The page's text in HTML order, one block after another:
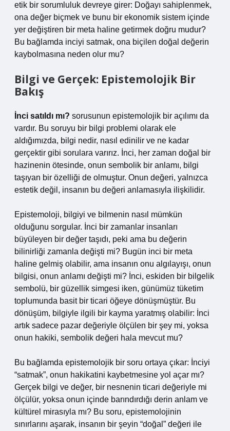
etik bir sorumluluk devreye girer: Doğayı sahiplenmek,
ona değer biçmek ve bunu bir ekonomik sistem içinde
yer değiştiren bir meta haline getirmek doğru mudur?
Bu bağlamda inciyi satmak, ona biçilen doğal değerin
kaybolmasına neden olur mu?
Bilgi ve Gerçek: Epistemolojik Bir
Bakış
İnci satıldı mı? sorusunun epistemolojik bir açılımı da
vardır. Bu soruyu bir bilgi problemi olarak ele
aldığımızda, bilgi nedir, nasıl edinilir ve ne kadar
gerçektir gibi sorulara varırız. İnci, her zaman doğal bir
hazinenin ötesinde, onun sembolik bir anlamı, bilgi
taşıyan bir özelliği de olmuştur. Onun değeri, yalnızca
estetik değil, insanın bu değeri anlamasıyla ilişkilidir.
Epistemoloji, bilgiyi ve bilmenin nasıl mümkün
olduğunu sorgular. İnci bir zamanlar insanları
büyüleyen bir değer taşıdı, peki ama bu değerin
bilinirliği zamanla değişti mi? Bugün inci bir meta
haline gelmiş olabilir, ama insanın onu algılayışı, onun
bilgisi, onun anlamı değişti mi? İnci, eskiden bir bilgelik
sembolü, bir güzellik simgesi iken, günümüz tüketim
toplumunda basit bir ticari öğeye dönüşmüştür. Bu
dönüşüm, bilgiyle ilgili bir kayma yaratmış olabilir: İnci
artık sadece pazar değeriyle ölçülen bir şey mi, yoksa
onun hakiki, sembolik değeri hala mevcut mu?
Bu bağlamda epistemolojik bir soru ortaya çıkar: İnciyi
“satmak”, onun hakikatini kaybetmesine yol açar mı?
Gerçek bilgi ve değer, bir nesnenin ticari değeriyle mi
ölçülür, yoksa onun içinde barındırdığı derin anlam ve
kültürel mirasıyla mı? Bu soru, epistemolojinin
sınırlarını aşarak, insanın bir şeyin “doğal” değeri ile